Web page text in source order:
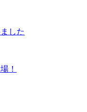
した
！